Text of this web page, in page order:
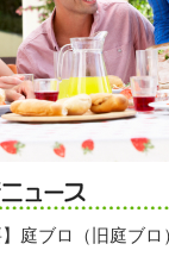
】庭ブロ（旧庭ブ